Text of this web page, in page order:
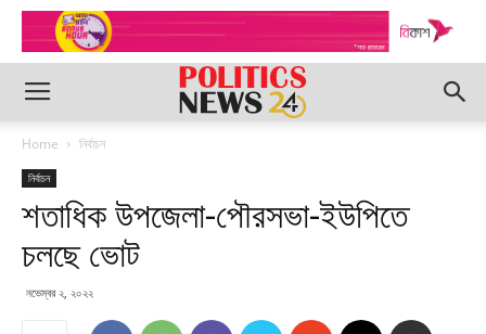
Home নির্বাচন
নির্বাচন
শতাধিক উপজেলা-পৌরসভা-ইউপিতে
চলছে ভোট
নভেম্বর ২, ২০২২